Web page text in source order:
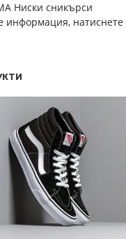
Ниски сникърси
информация, натиснете